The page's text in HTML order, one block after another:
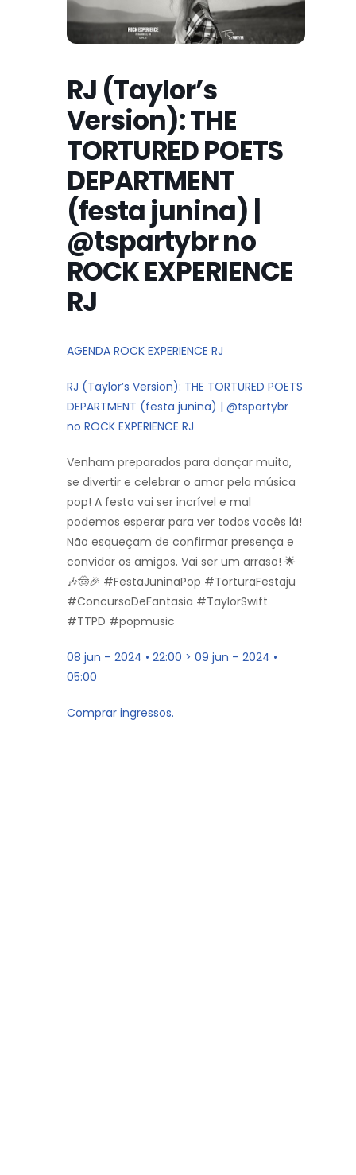
RJ (Taylor’s
Version): THE
TORTURED POETS
DEPARTMENT
(festa junina) |
@tspartybr no
ROCK EXPERIENCE
RJ
AGENDA ROCK EXPERIENCE RJ
RJ (Taylor’s Version): THE TORTURED POETS
DEPARTMENT (festa junina) | @tspartybr
no ROCK EXPERIENCE RJ
Venham preparados para dançar muito,
se divertir e celebrar o amor pela música
pop! A festa vai ser incrível e mal
podemos esperar para ver todos vocês lá!
Não esqueçam de confirmar presença e
convidar os amigos. Vai ser um arraso! 🌟
🎶🤠🎉 #FestaJuninaPop #TorturaFestaju
#ConcursoDeFantasia #TaylorSwift
#TTPD #popmusic
08 jun – 2024 • 22:00 > 09 jun – 2024 •
05:00
Comprar ingressos.